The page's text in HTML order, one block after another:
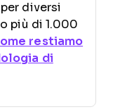
diversi
più di 1.000
restiamo
di